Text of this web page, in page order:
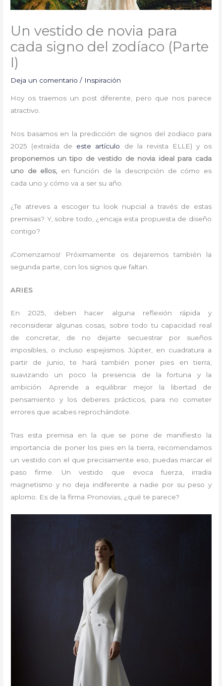
Un vestido de novia para
cada signo del zodíaco (Parte
I)
Deja un comentario / Inspiración
Hoy os traemos un post diferente, pero que nos parece
atractivo.
Nos basamos en la predicción de signos del zodiaco para
2025 (extraída de este artículo de la revista ELLE) y os
proponemos un tipo de vestido de novia ideal para cada
uno de ellos, en función de la descripción de cómo es
cada uno y cómo va a ser su año.
¿Te atreves a escoger tu look nupcial a través de estas
premisas? Y, sobre todo, ¿encaja esta propuesta de diseño
contigo?
¡Comenzamos! Próximamente os dejaremos también la
segunda parte, con los signos que faltan.
ARIES
En 2025, deben hacer alguna reflexión rápida y
reconsiderar algunas cosas, sobre todo tu capacidad real
de concretar, de no dejarte secuestrar por sueños
imposibles, o incluso espejismos. Júpiter, en cuadratura a
partir de junio, te hará también poner pies en tierra,
suavizando un poco la presencia de la fortuna y la
ambición. Aprende a equilibrar mejor la libertad de
pensamiento y los deberes prácticos, para no cometer
errores que acabes reprochándote.
Tras esta premisa en la que se pone de manifiesto la
importancia de poner los pies en la tierra, recomendamos
un vestido con el que precisamente eso, puedas marcar el
paso firme. Un vestido que evoca fuerza, irradia
magnetismo y no deja indiferente a nadie por su peso y
aplomo. Es de la firma Pronovias, ¿qué te parece?